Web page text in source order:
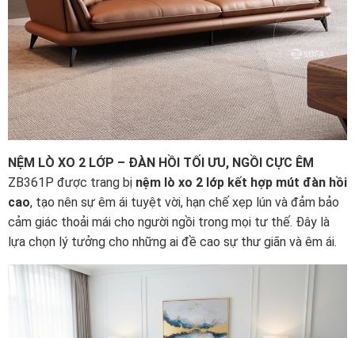
NỆM LÒ XO 2 LỚP – ĐÀN HỒI TỐI ƯU, NGỒI CỰC ÊM
ZB361P được trang bị nệm lò xo 2 lớp kết hợp mút đàn hồi
cao, tạo nên sự êm ái tuyệt vời, hạn chế xẹp lún và đảm bảo
cảm giác thoải mái cho người ngồi trong mọi tư thế. Đây là
lựa chọn lý tưởng cho những ai đề cao sự thư giãn và êm ái.